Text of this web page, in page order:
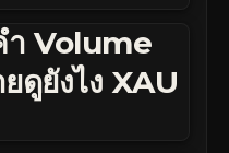
ำ Volume
ดูยังไง XAU